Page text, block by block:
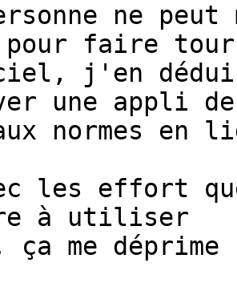
personne ne
pour faire
j'en
une appli
normes en
les effort
à utiliser
ça me